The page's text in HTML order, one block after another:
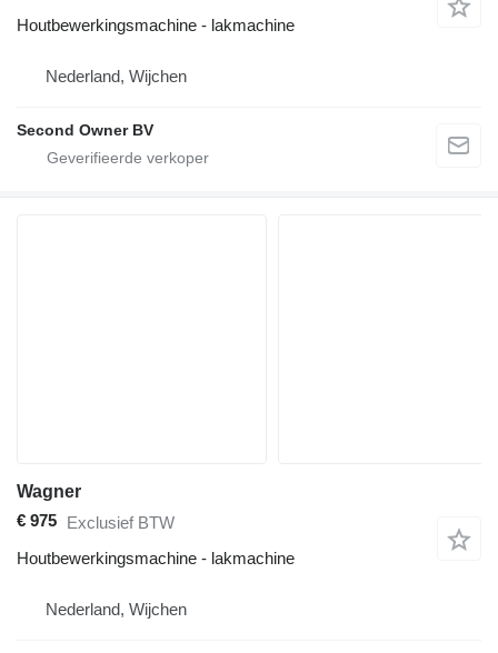
Houtbewerkingsmachine - lakmachine
Nederland, Wijchen
Second Owner BV
Wagner
€ 975 Exclusief BTW
Houtbewerkingsmachine - lakmachine
Nederland, Wijchen